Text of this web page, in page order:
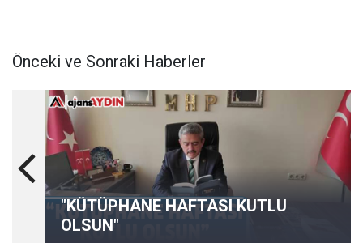
Önceki ve Sonraki Haberler
"KÜTÜPHANE HAFTASI KUTLU
OLSUN"